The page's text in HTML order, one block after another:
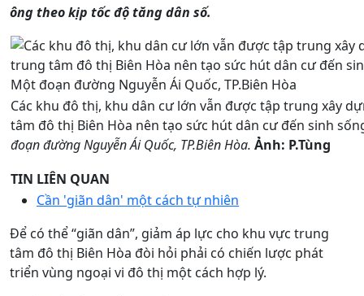
ông theo kịp tốc độ tăng dân số.
Các khu đô thị, khu dân cư lớn vẫn được tập trung xây
tâm đô thị Biên Hòa nên tạo sức hút dân cư đến sinh
đoạn đường Nguyễn Ái Quốc, TP.Biên Hòa. Ảnh: P.Tùng
TIN LIÊN QUAN
Cần 'giãn dân' một cách tự nhiên
Để có thể “giãn dân”, giảm áp lực cho khu vực trung
tâm đô thị Biên Hòa đòi hỏi phải có chiến lược phát
triển vùng ngoại vi đô thị một cách hợp lý.